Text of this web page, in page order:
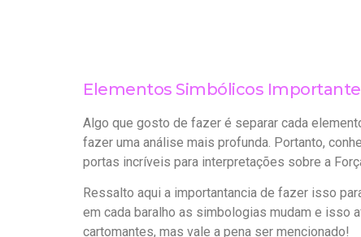
Elementos Simbólicos
Algo que gosto de fazer é separar cada
fazer uma análise mais profunda. Portanto,
portas incríveis para interpretações sobre a
Ressalto aqui a importantancia de fazer isso
em cada baralho as simbologias mudam e isso
cartomantes, mas vale a pena ser mencionado!